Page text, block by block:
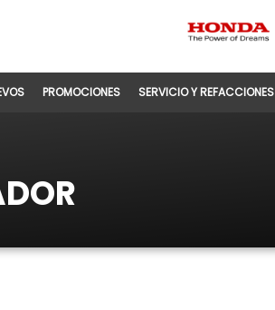
PROMOCIONES SERVICIO Y REFACCIONES